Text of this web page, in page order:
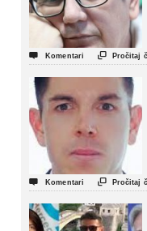
 Komentari  Pročitaj
 Komentari  Pročitaj